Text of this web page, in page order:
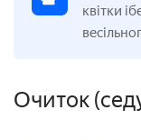
квітки
Очиток